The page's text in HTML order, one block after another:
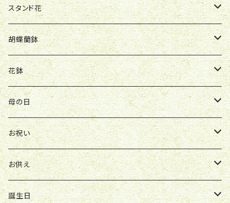
誕生日
お見舞い
送別会
お供え
仏壇花
定期便
R&P
Y&O
W&G
お祝い
W&G
R&P
Y&O
誕生日
お見舞い
送別会
開店祝い
お供え
母の日
R&P
Y&O
W&G
ソープフラワー
お祝い
誕生日
お見舞い
送別会
スタンド花
開店祝い
お誕生日
お祝い
発表会
胡蝶蘭鉢
開店祝い
お祝い
花鉢
クレマチス
紫
母の日
花束
アレンジ
ボックスアレンジ
お祝い
花束
アレンジ
お供え
花束
誕生日